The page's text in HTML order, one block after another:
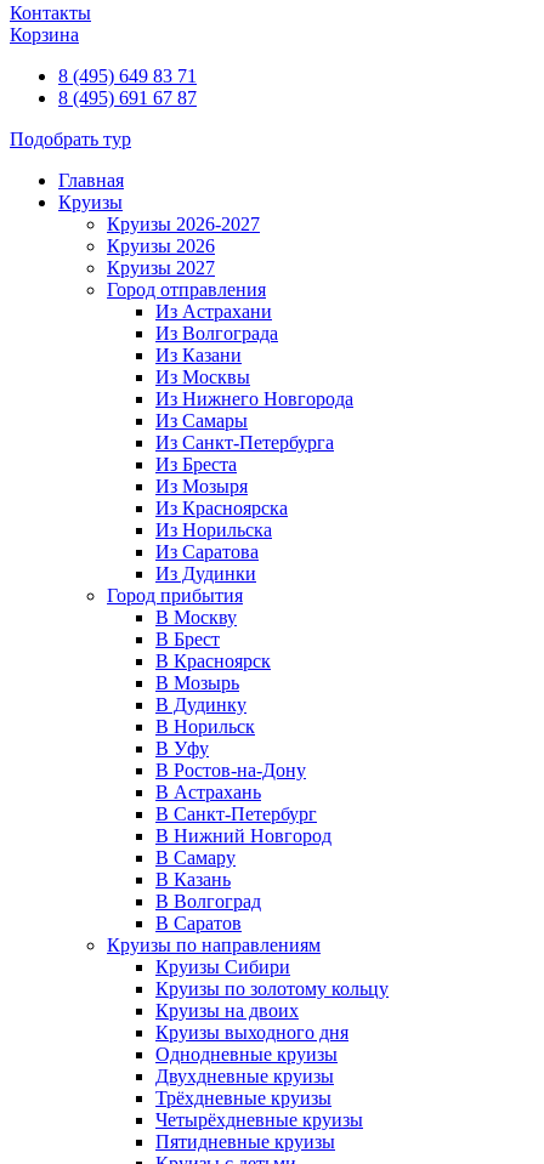
Контакты
Корзина
8 (495) 649 83 71
8 (495) 691 67 87
Подобрать тур
Главная
Круизы
Круизы 2026-2027
Круизы 2026
Круизы 2027
Город отправления
Из Астрахани
Из Волгограда
Из Казани
Из Москвы
Из Нижнего Новгорода
Из Самары
Из Санкт-Петербурга
Из Бреста
Из Мозыря
Из Красноярска
Из Норильска
Из Саратова
Из Дудинки
Город прибытия
В Москву
В Брест
В Красноярск
В Мозырь
В Дудинку
В Норильск
В Уфу
В Ростов-на-Дону
В Астрахань
В Санкт-Петербург
В Нижний Новгород
В Самару
В Казань
В Волгоград
В Саратов
Круизы по направлениям
Круизы Сибири
Круизы по золотому кольцу
Круизы на двоих
Круизы выходного дня
Однодневные круизы
Двухдневные круизы
Трёхдневные круизы
Четырёхдневные круизы
Пятидневные круизы